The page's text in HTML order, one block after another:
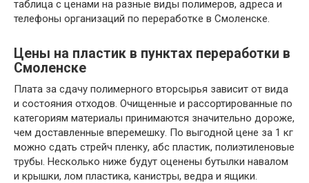
таблица с ценами на разные виды полимеров, адреса и
телефоны организаций по переработке в Смоленске.
Цены на пластик в пунктах переработки в
Смоленске
Плата за сдачу полимерного вторсырья зависит от вида
и состояния отходов. Очищенные и рассортированные по
категориям материалы принимаются значительно дороже,
чем доставленные вперемешку. По выгодной цене за 1 кг
можно сдать стрейч пленку, абс пластик, полиэтиленовые
трубы. Несколько ниже будут оценены бутылки навалом
и крышки, лом пластика, канистры, ведра и ящики.